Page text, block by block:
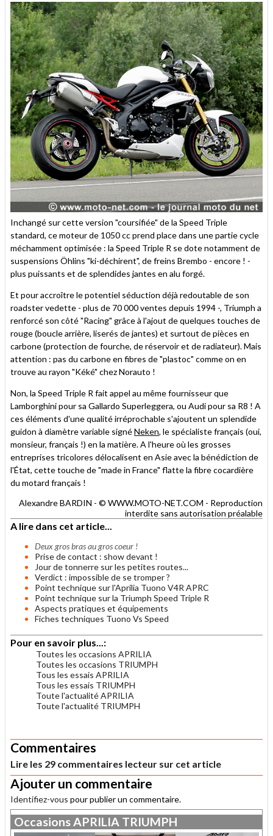
Inchangé sur cette version "coursifiée" de la Speed Triple
standard, ce moteur de 1050 cc prend place dans une partie cycle
méchamment optimisée : la Speed Triple R se dote notamment de
suspensions Öhlins "ki-déchirent", de freins Brembo - encore ! -
plus puissants et de splendides jantes en alu forgé.
Et pour accroître le potentiel séduction déjà redoutable de son
roadster vedette - plus de 70 000 ventes depuis 1994 -, Triumph a
renforcé son côté "Racing" grâce à l'ajout de quelques touches de
rouge (boucle arrière, liserés de jantes) et surtout de pièces en
carbone (protection de fourche, de réservoir et de radiateur). Mais
attention : pas du carbone en fibres de "plastoc" comme on en
trouve au rayon "Kéké" chez Norauto !
Non, la Speed Triple R fait appel au même fournisseur que
Lamborghini pour sa Gallardo Superleggera, ou Audi pour sa R8 ! A
ces éléments d'une qualité irréprochable s'ajoutent un splendide
guidon à diamètre variable signéNeken, le spécialiste français (oui,
monsieur, français !) en la matière. A l'heure où les grosses
entreprises tricolores délocalisent en Asie avec la bénédiction de
l'État, cette touche de "made in France" flatte la fibre cocardière
du motard français !
Alexandre BARDIN - © WWW.MOTO-NET.COM - Reproduction
interdite sans autorisation préalable
A lire dans cet article...
Deux gros bras au gros coeur !
Prise de contact : show devant !
Jour de tonnerre sur les petites routes...
Verdict : impossible de se tromper ?
Point technique sur l'Aprilia Tuono V4R APRC
Point technique sur la Triumph Speed Triple R
Aspects pratiques et équipements
Fiches techniques Tuono Vs Speed
Pour en savoir plus...:
Toutes les occasions APRILIA
Toutes les occasions TRIUMPH
Tous les essais APRILIA
Tous les essais TRIUMPH
Toute l'actualité APRILIA
Toute l'actualité TRIUMPH
Commentaires
Lire les 29 commentaires lecteur sur cet article
Ajouter un commentaire
Identifiez-vous pour publier un commentaire.
OccasionsAPRILIA TRIUMPH